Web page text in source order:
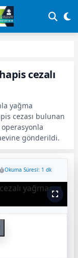
cezalı
yağma
cezası bulunan
gönderildi.
Okuma Süresi: 1 dk